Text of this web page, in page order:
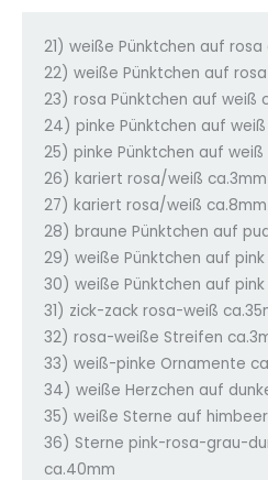
21) weiße Pünktchen auf rosa
22) weiße Pünktchen auf rosa
23) rosa Pünktchen auf weiß
24) pinke Pünktchen auf
25) pinke Pünktchen auf weiß
26) kariert rosa/weiß ca.3mm
27) kariert rosa/weiß ca.8mm
28) braune Pünktchen auf
29) weiße Pünktchen auf
30) weiße Pünktchen auf pink
31) zick-zack rosa-weiß
32) rosa-weiße Streifen
33) weiß-pinke Ornamente
34) weiße Herzchen auf
35) weiße Sterne auf
36) Sterne pink-rosa-grau-
ca.40mm